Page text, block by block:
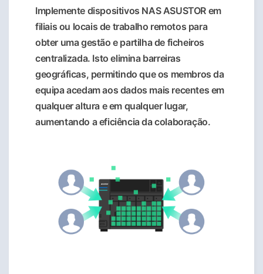
Implemente dispositivos NAS ASUSTOR em
filiais ou locais de trabalho remotos para
obter uma gestão e partilha de ficheiros
centralizada. Isto elimina barreiras
geográficas, permitindo que os membros da
equipa acedam aos dados mais recentes em
qualquer altura e em qualquer lugar,
aumentando a eficiência da colaboração.